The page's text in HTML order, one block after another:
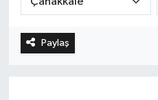
Paylaş
Teknoloji
Sağlık
Tüm Manşetler
Son Dakika Haberleri